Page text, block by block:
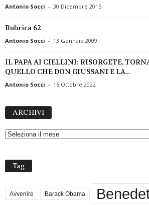
Antonio Socci - 30 Dicembre 2015
Rubrica 62
Antonio Socci - 13 Gennaio 2009
IL PAPA AI CIELLINI: RISORGETE,
QUELLO CHE DON GIUSSANI E LA...
Antonio Socci - 16 Ottobre 2022
ARCHIVI
H
Tag
Avvenire Barack Obama